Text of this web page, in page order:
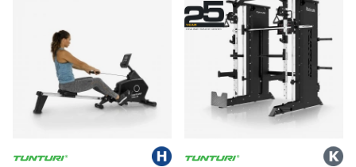
För prisuppgift och reservdelsbeställning, använd vårt
formulär så återkommer vi till er inom kort med prisuppgift
och mer info
Formulär för reservdelar »